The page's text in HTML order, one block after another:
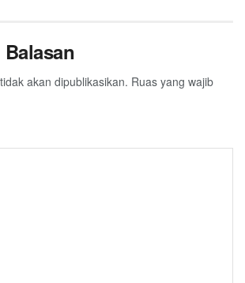
akan dipublikasikan. Ruas yang wajib